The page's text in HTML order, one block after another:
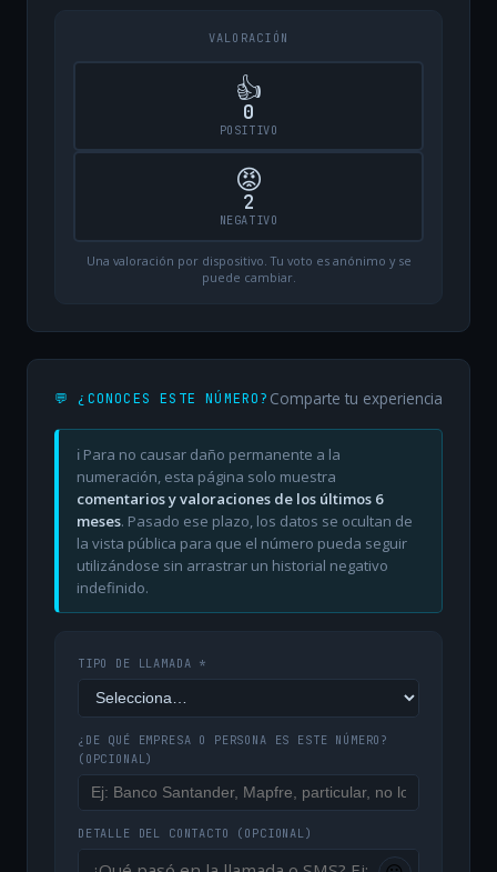
VALORACIÓN
👍
0
POSITIVO
😡
2
NEGATIVO
Una valoración por dispositivo. Tu voto es anónimo y se
puede cambiar.
💬 ¿CONOCES ESTE NÚMERO? Comparte tu experiencia
ℹ️ Para no causar daño permanente a la
numeración, esta página solo muestra
comentarios y valoraciones de los últimos 6
meses. Pasado ese plazo, los datos se ocultan de
la vista pública para que el número pueda seguir
utilizándose sin arrastrar un historial negativo
indefinido.
TIPO DE LLAMADA *
¿DE QUÉ EMPRESA O PERSONA ES ESTE NÚMERO?
(OPCIONAL)
DETALLE DEL CONTACTO (OPCIONAL)